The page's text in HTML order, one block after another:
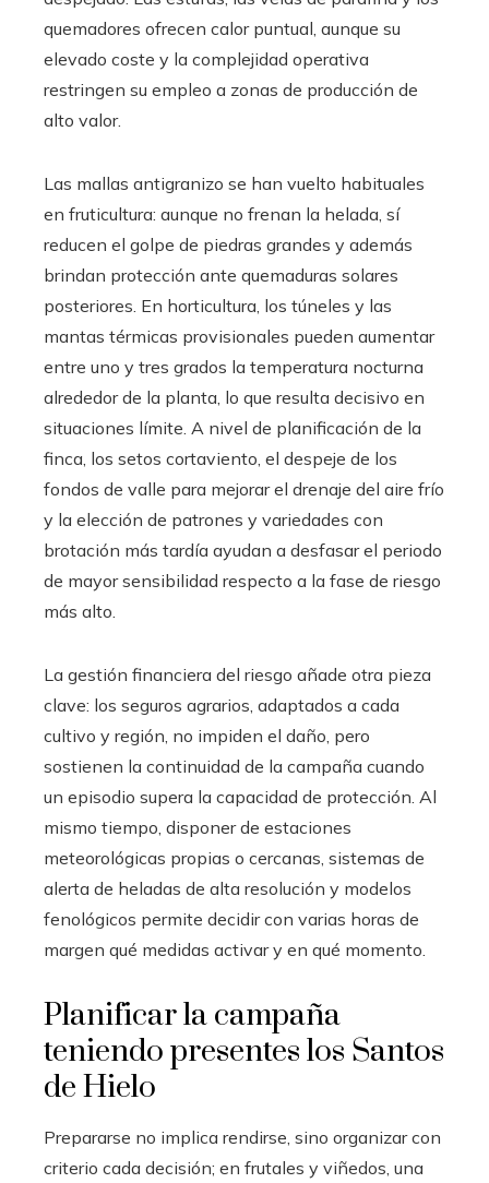
quemadores ofrecen calor puntual, aunque su
elevado coste y la complejidad operativa
restringen su empleo a zonas de producción de
alto valor.
Las mallas antigranizo se han vuelto habituales
en fruticultura: aunque no frenan la helada, sí
reducen el golpe de piedras grandes y además
brindan protección ante quemaduras solares
posteriores. En horticultura, los túneles y las
mantas térmicas provisionales pueden aumentar
entre uno y tres grados la temperatura nocturna
alrededor de la planta, lo que resulta decisivo en
situaciones límite. A nivel de planificación de la
finca, los setos cortaviento, el despeje de los
fondos de valle para mejorar el drenaje del aire frío
y la elección de patrones y variedades con
brotación más tardía ayudan a desfasar el periodo
de mayor sensibilidad respecto a la fase de riesgo
más alto.
La gestión financiera del riesgo añade otra pieza
clave: los seguros agrarios, adaptados a cada
cultivo y región, no impiden el daño, pero
sostienen la continuidad de la campaña cuando
un episodio supera la capacidad de protección. Al
mismo tiempo, disponer de estaciones
meteorológicas propias o cercanas, sistemas de
alerta de heladas de alta resolución y modelos
fenológicos permite decidir con varias horas de
margen qué medidas activar y en qué momento.
Planificar la campaña
teniendo presentes los Santos
de Hielo
Prepararse no implica rendirse, sino organizar con
criterio cada decisión; en frutales y viñedos, una